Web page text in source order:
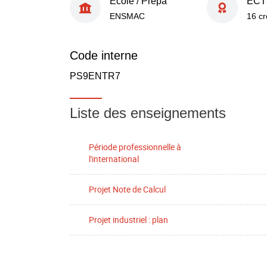
ENSMAC 16
Code interne
PS9ENTR7
Liste des enseignements
Période professionnelle à
l'international
Projet Note de Calcul
Projet industriel : plan